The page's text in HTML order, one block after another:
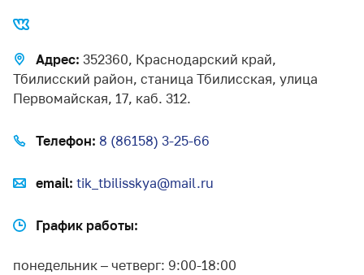
Адрес: 352360, Краснодарский край,
Тбилисский район, станица Тбилисская, улица
Первомайская, 17, каб. 312.
Телефон: 8 (86158) 3-25-66
email: tik_tbilisskya@mail.ru
График работы:
понедельник – четверг: 9:00-18:00